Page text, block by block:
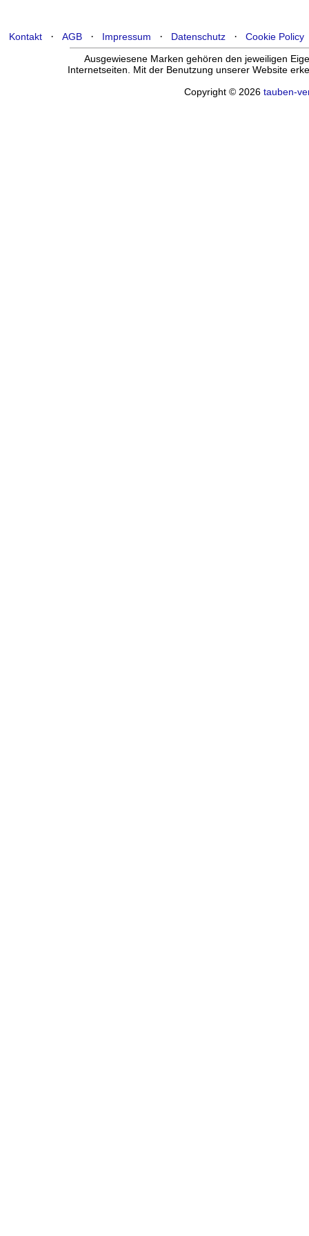
Kontakt· AGB· Impressum · Datenschutz· Cookie Policy
Ausgewiesene Marken gehören den jeweiligen
Internetseiten. Mit der Benutzung unserer Website
Copyright © 2026 tauben-